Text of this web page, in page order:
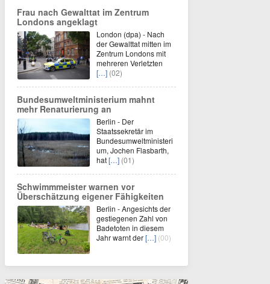
Frau nach Gewalttat im Zentrum
Londons angeklagt
London (dpa) - Nach
der Gewalttat mitten im
Zentrum Londons mit
mehreren Verletzten
[…] (02)
Bundesumweltministerium mahnt
mehr Renaturierung an
Berlin - Der
Staatssekretär im
Bundesumweltministeri
um, Jochen Flasbarth,
hat[…] (01)
Schwimmmeister warnen vor
Überschätzung eigener Fähigkeiten
Berlin - Angesichts der
gestiegenen Zahl von
Badetoten in diesem
Jahr warnt der[…] (00)